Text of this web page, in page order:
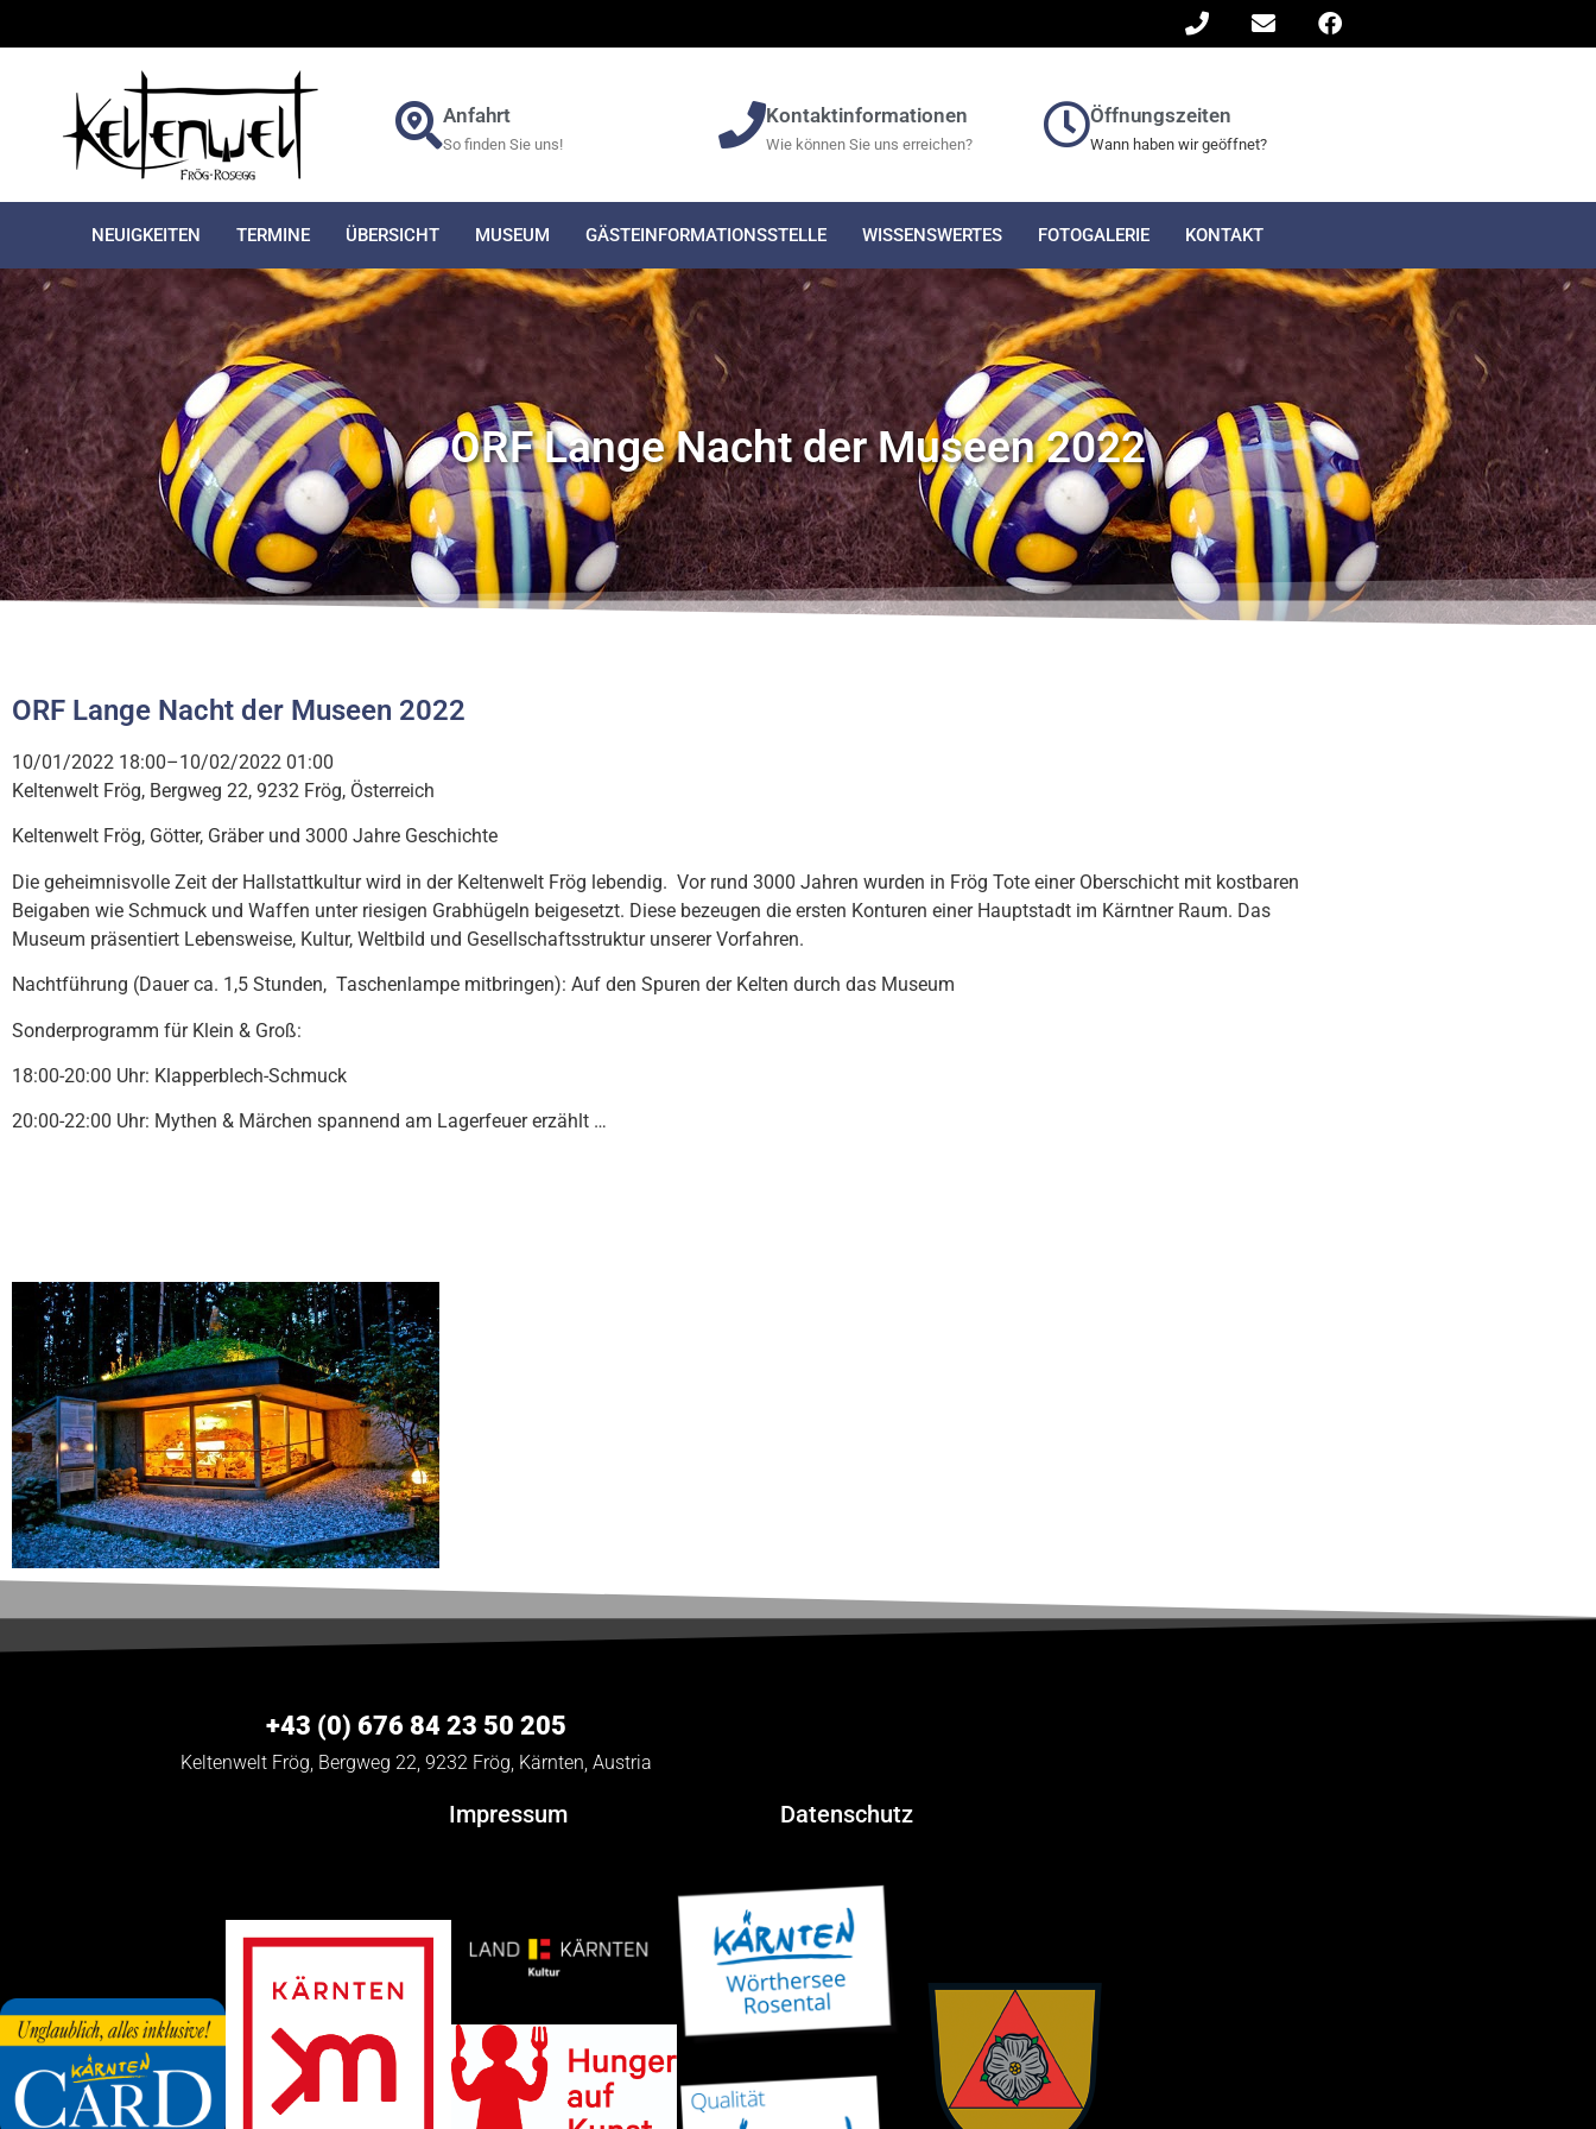
Anfahrt
So finden Sie uns!
Kontaktinformationen
Wie können Sie uns erreichen?
Öffnungszeiten
Wann haben wir geöffnet?
NEUIGKEITEN TERMINE ÜBERSICHT MUSEUM GÄSTEINFORMATIONSSTELLE WISSENSWERTES FOTOGALERIE KONTAKT
ORF Lange Nacht der Museen 2022
ORF Lange Nacht der Museen 2022
10/01/2022 18:00–10/02/2022 01:00
Keltenwelt Frög, Bergweg 22, 9232 Frög, Österreich
Keltenwelt Frög, Götter, Gräber und 3000 Jahre Geschichte
Die geheimnisvolle Zeit der Hallstattkultur wird in der Keltenwelt Frög lebendig. Vor rund 3000 Jahren wurden in Frög Tote einer Oberschicht mit kostbaren
Beigaben wie Schmuck und Waffen unter riesigen Grabhügeln beigesetzt. Diese bezeugen die ersten Konturen einer Hauptstadt im Kärntner Raum. Das
Museum präsentiert Lebensweise, Kultur, Weltbild und Gesellschaftsstruktur unserer Vorfahren.
Nachtführung (Dauer ca. 1,5 Stunden, Taschenlampe mitbringen): Auf den Spuren der Kelten durch das Museum
Sonderprogramm für Klein & Groß:
18:00-20:00 Uhr: Klapperblech-Schmuck
20:00-22:00 Uhr: Mythen & Märchen spannend am Lagerfeuer erzählt …
+43 (0) 676 84 23 50 205
Keltenwelt Frög, Bergweg 22, 9232 Frög, Kärnten, Austria
Impressum Datenschutz